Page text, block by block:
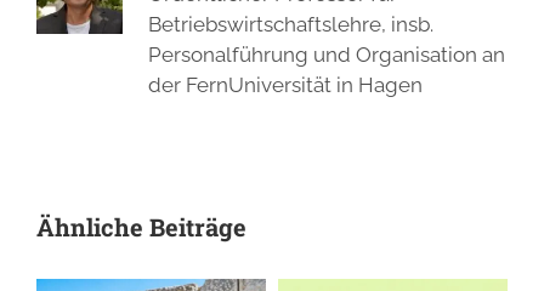
Betriebswirtschaftslehre, insb.
Personalführung und Organisation an
der FernUniversität in Hagen
Ähnliche Beiträge